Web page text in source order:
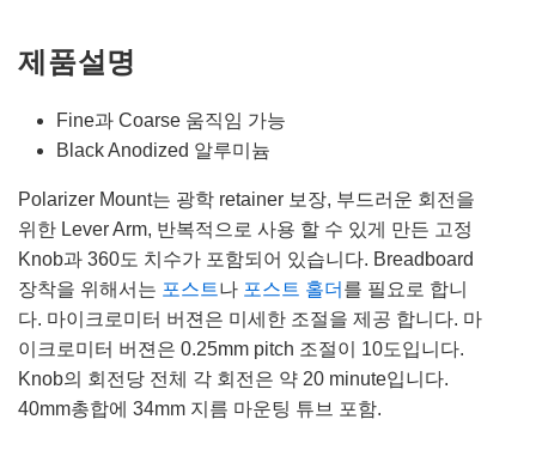
제품설명
Fine과 Coarse 움직임 가능
Black Anodized 알루미늄
Polarizer Mount는 광학 retainer 보장, 부드러운 회전을
위한 Lever Arm, 반복적으로 사용 할 수 있게 만든 고정
Knob과 360도 치수가 포함되어 있습니다. Breadboard
장착을 위해서는 포스트나 포스트 홀더 를 필요로 합니
다. 마이크로미터 버젼은 미세한 조절을 제공 합니다. 마
이크로미터 버젼은 0.25mm pitch 조절이 10도입니다.
Knob의 회전당 전체 각 회전은 약 20 minute입니다.
40mm총합에 34mm 지름 마운팅 튜브 포함.